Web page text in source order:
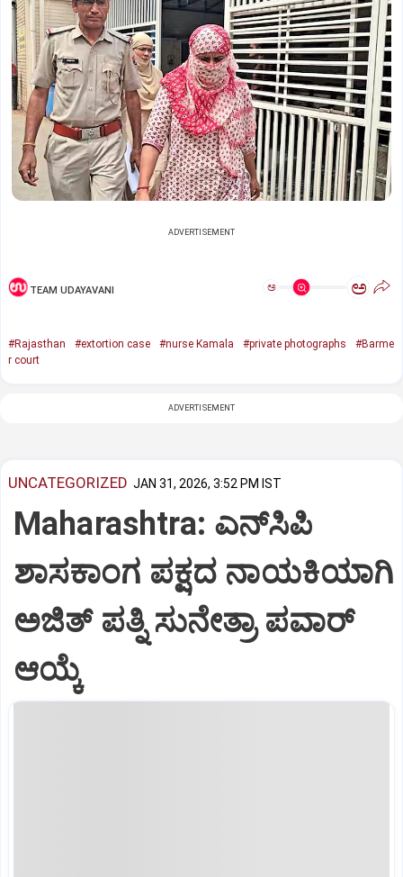
ADVERTISEMENT
TEAM UDAYAVANI ಅ ಅ
#Rajasthan #extortion case #nurse Kamala #private photographs
#Barme
r court
ADVERTISEMENT
UNCATEGORIZED JAN 31, 2026, 3:52 PM IST
Maharashtra: ಎನ್‌ಸಿಪಿ
ಶಾಸಕಾಂಗ ಪಕ್ಷದ ನಾಯಕಿಯಾಗಿ
ಅಜಿತ್‌ ಪತ್ನಿ ಸುನೇತ್ರಾ ಪವಾರ್‌
ಆಯ್ಕೆ